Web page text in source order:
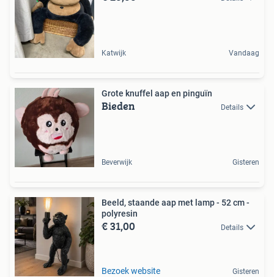
Katwijk Vandaag
Grote knuffel aap en pinguïn
Bieden Details
Beverwijk Gisteren
Beeld, staande aap met lamp - 52 cm -
polyresin
€ 31,00 Details
Bezoek website Gisteren